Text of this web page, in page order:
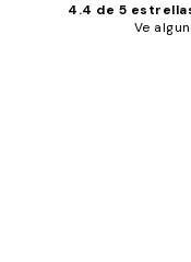
4.4 de 5
Ve